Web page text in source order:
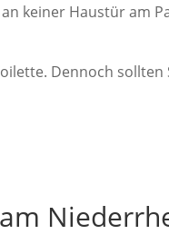
keiner Haustür am
Dennoch